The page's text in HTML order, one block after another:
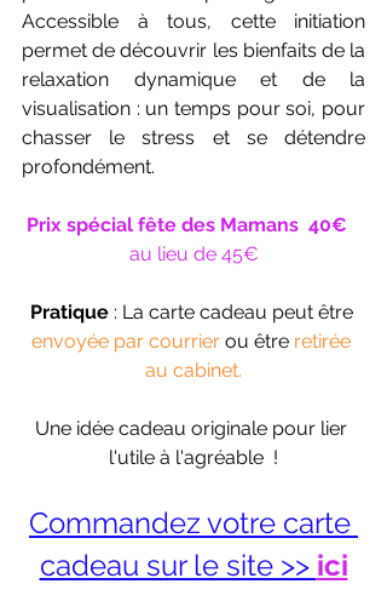
Accessible à tous, cette initiation
permet de découvrir les bienfaits de la
relaxation dynamique et de la
visualisation : un temps pour soi, pour
chasser le stress et se détendre
profondément.
Prix spécial fête des Mamans  40€
au lieu de 45€
Pratique : La carte cadeau peut être
envoyée par courrier ou être retirée
au cabinet.
Une idée cadeau originale pour lier
l'utile à l'agréable  !
Commandez votre carte
cadeau sur le site >> ici